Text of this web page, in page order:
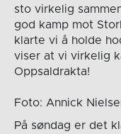
sto virkelig
god kamp mot
klarte vi å holde
viser at vi virkelig
Oppsaldrakta!
Foto: Annick
På søndag er det